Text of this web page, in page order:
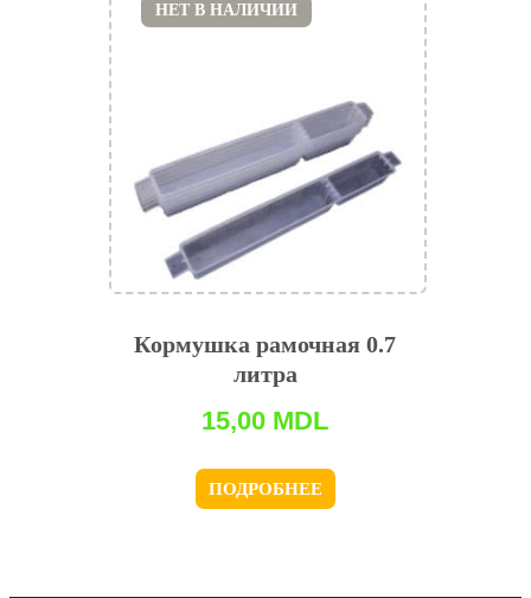
Кормушка рамочная 0.7
литра
15,00 MDL
ПОДРОБНЕЕ
НЕТ В НАЛИЧИИ